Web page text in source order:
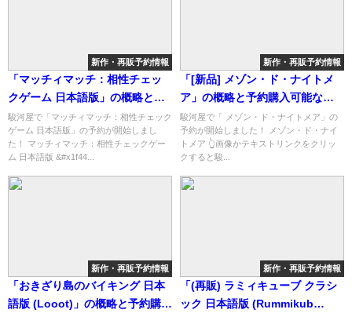
新作・再販予約情報
「マッチィマッチ：相性チェッ
クゲーム 日本語版」の概略と予
約購入可能なショップ紹介！
駿河屋で「マッチィマッチ：相性チェック
ゲーム 日本語版」の予約が開始しまし
た！ マッチィマッチ：相性チェックゲー
ム 日本語版 &#x1f44...
新作・再販予約情報
「[新品] メゾン・ド・ナイトメ
ア」の概略と予約購入可能なシ
ョップ紹介！
駿河屋で「 メゾン・ド・ナイトメア」の
予約が開始しました！ メゾン・ド・ナイ
トメア 👆画像かテキストリンクをクリッ
クすると駿...
新作・再販予約情報
「おきざり島のバイキング 日本
語版 (Looot)」の概略と予約購入
新作・再販予約情報
「(再販) ラミィキューブ クラシ
ック 日本語版 (Rummikub